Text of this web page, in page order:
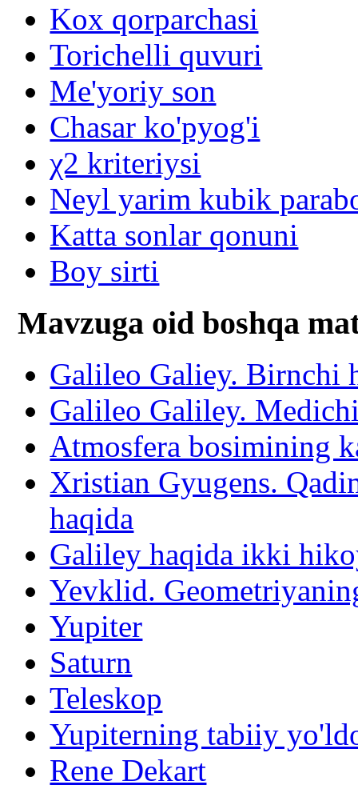
Kox qorparchasi
Torichelli quvuri
Me'yoriy son
Chasar ko'pyog'i
χ2 kriteriysi
Neyl yarim kubik
Katta sonlar qonuni
Boy sirti
Mavzuga oid boshqa
Galileo Galiey. Birnchi
Galileo Galiley.
Atmosfera bosimining
Xristian Gyugens.
haqida
Galiley haqida ikki
Yevklid.
Yupiter
Saturn
Teleskop
Yupiterning tabiiy
Rene Dekart